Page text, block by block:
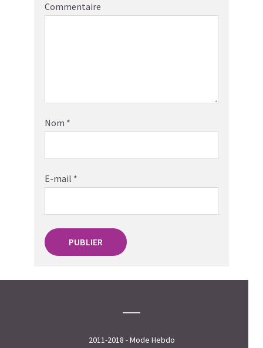
Commentaire
Nom *
E-mail *
2011-2018 - Mode Hebdo